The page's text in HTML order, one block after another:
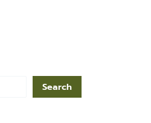
Search